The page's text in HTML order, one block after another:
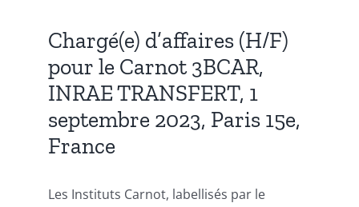
Chargé(e) d’affaires (H/F)
pour le Carnot 3BCAR,
INRAE TRANSFERT, 1
septembre 2023, Paris 15e,
France
Les Instituts Carnot, labellisés par le